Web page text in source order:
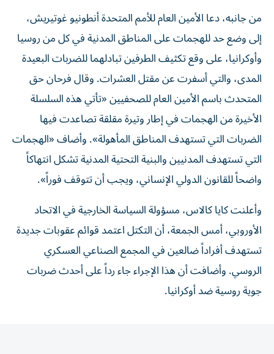
من جانبه، دعا الأمين العام للأمم المتحدة أنطونيو غوتيريش،
إلى وضع حد للهجمات على المناطق المدنية في كل من روسيا
وأوكرانيا، على وقع تكثيف الطرفين تبادلهما للضربات البعيدة
المدى، والتي أسفرت عن مقتل العشرات. وقال فرحان حق
المتحدث باسم الأمين العام للصحفيين «تأتي هذه السلسلة
الأخيرة من الهجمات في إطار وتيرة مقلقة تصاعدت فيها
الضربات التي تستهدف المناطق المأهولة». وأضاف «الهجمات
التي تستهدف المدنيين والبنية التحتية المدنية تشكل انتهاكاً
واضحاً للقانون الدولي الإنساني، ويجب أن تتوقف فوراً».
وأعلنت كايا ​كالاس، مسؤولة السياسة الخارجية ‌في الاتحاد
‌الأوروبي، أمس الجمعة، أن التكتل اعتمد قوائم عقوبات جديدة
تستهدف أفراداً ​ضالعين في المجمع ‌الصناعي العسكري
الروسي. وأضافت أن هذا الإجراء جاء رداً على ​أحدث ‌ضربات
‌جوية روسية ضد أوكرانيا.